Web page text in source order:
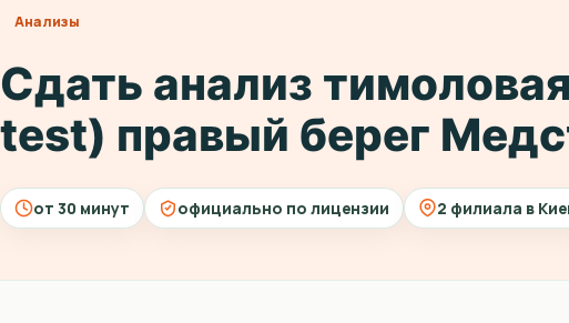
Анализы
Сдать анализ
test) правый берег
от 30 минут официально по лицензии 2 филиала в